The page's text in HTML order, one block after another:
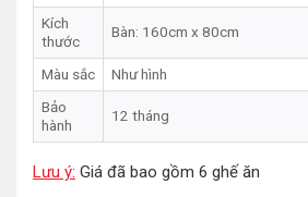
Kích
thước
Bàn: 160cm x 80cm
Màu sắc
Như hình
Bảo
hành
12 tháng
Lưu ý: Giá đã bao gồm 6 ghế ăn